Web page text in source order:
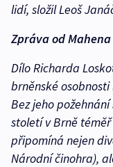
lidí, složil Leoš
Zpráva od
Dílo Richarda
brněnské
Bez jeho
století v Brně
připomíná nejen
Národní činohra),